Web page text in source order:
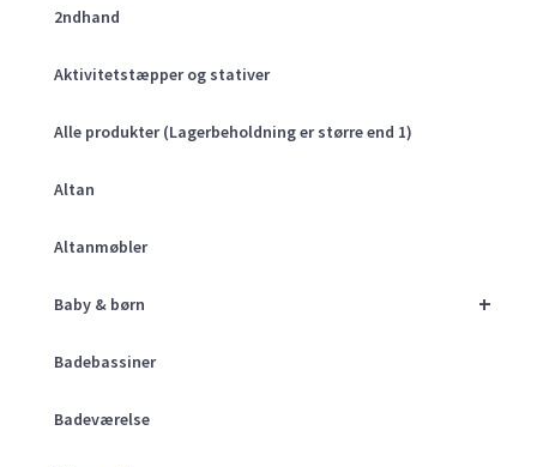
2ndhand
Aktivitetstæpper og stativer
Alle produkter (Lagerbeholdning er større end 1)
Altan
Altanmøbler
+
Baby & børn
Badebassiner
Badeværelse